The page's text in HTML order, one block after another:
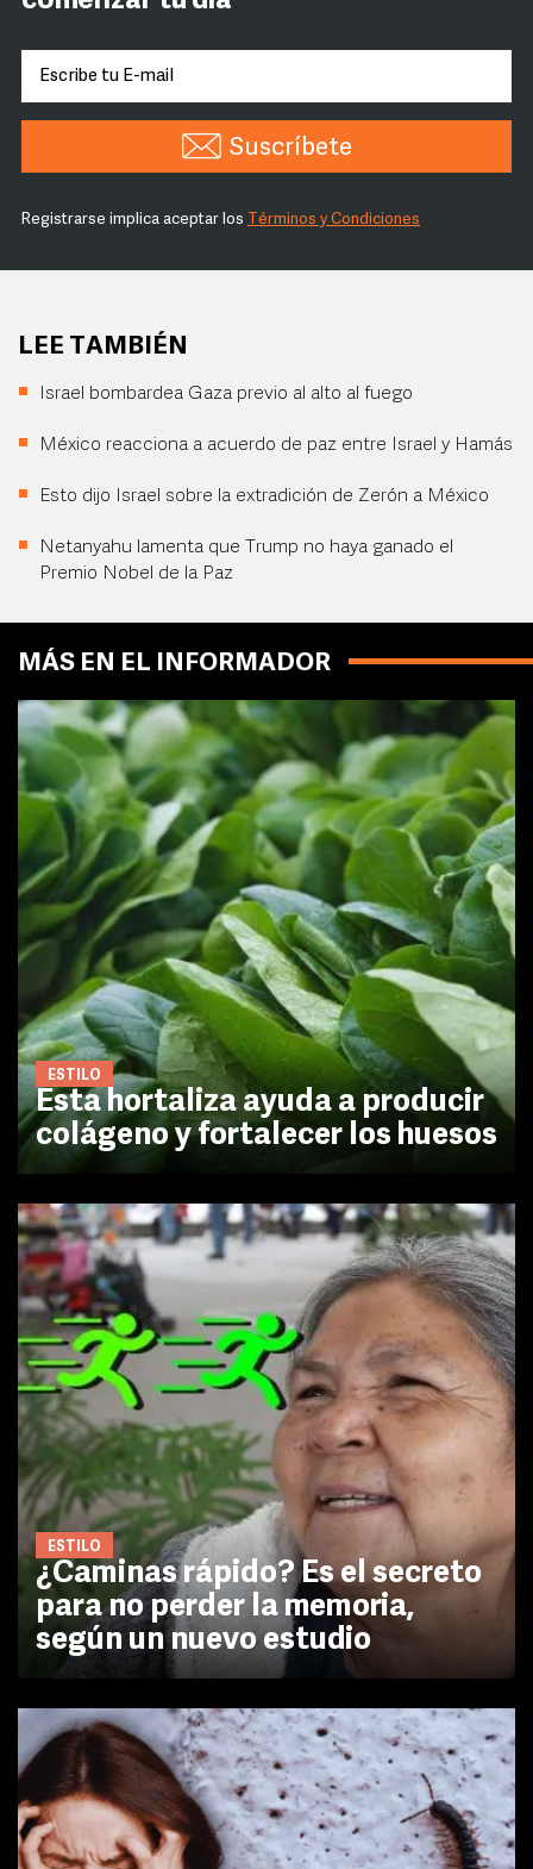
Suscríbete
Registrarse implica aceptar los Términos y Condiciones
LEE TAMBIÉN
Israel bombardea Gaza previo al alto al fuego
México reacciona a acuerdo de paz entre Israel y Hamás
Esto dijo Israel sobre la extradición de Zerón a México
Netanyahu lamenta que Trump no haya ganado el
Premio Nobel de la Paz
MÁS EN EL INFORMADOR
ESTILO
Esta hortaliza ayuda a producir
colágeno y fortalecer los huesos
ESTILO
¿Caminas rápido? Es el secreto
para no perder la memoria,
según un nuevo estudio